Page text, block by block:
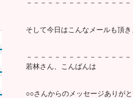
－－－－－－－－－－－－－－
そして今日はこんなメールも頂き
－－－－－－－－－－－－－－
若林さん、こんばんは
○○さんからのメッセージありがと